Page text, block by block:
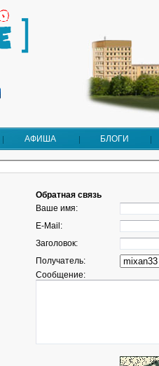
АФИША БЛОГИ
Обратная связь
Ваше имя:
E-Mail:
Заголовок:
Получатель:
Сообщение: